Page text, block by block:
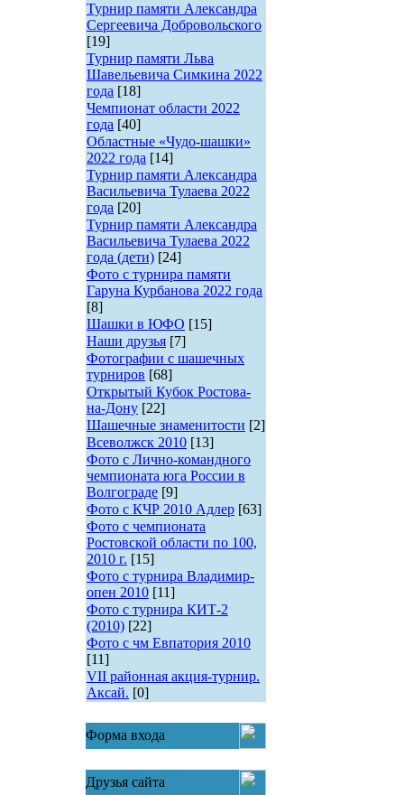
Турнир памяти Александра
Сергеевича Добровольского
[19]
Турнир памяти Льва
Шавельевича Симкина 2022
года [18]
Чемпионат области 2022
года [40]
Областные «Чудо-шашки»
2022 года [14]
Турнир памяти Александра
Васильевича Тулаева 2022
года [20]
Турнир памяти Александра
Васильевича Тулаева 2022
года (дети) [24]
Фото с турнира памяти
Гаруна Курбанова 2022 года
[8]
Шашки в ЮФО [15]
Наши друзья [7]
Фотографии с шашечных
турниров [68]
Открытый Кубок Ростова-
на-Дону [22]
Шашечные знаменитости [2]
Всеволжск 2010 [13]
Фото с Лично-командного
чемпионата юга России в
Волгограде [9]
Фото с КЧР 2010 Адлер [63]
Фото с чемпионата
Ростовской области по 100,
2010 г. [15]
Фото с турнира Владимир-
опен 2010 [11]
Фото с турнира КИТ-2
(2010) [22]
Фото с чм Евпатория 2010
[11]
VII районная акция-турнир.
Аксай. [0]
Форма входа
Друзья сайта